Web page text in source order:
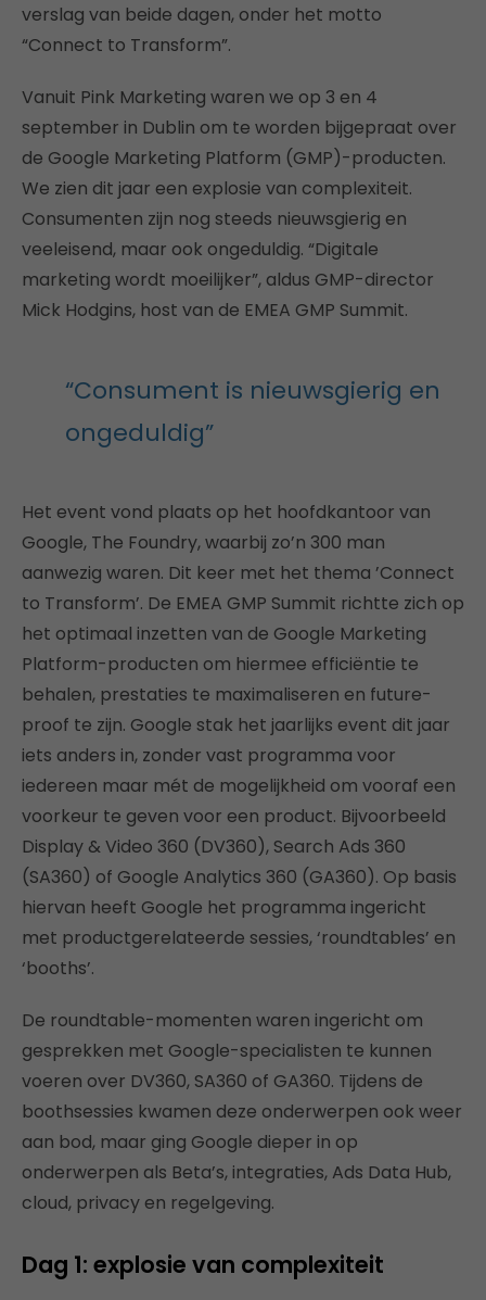
verslag van beide dagen, onder het motto
“Connect to Transform”.
Vanuit Pink Marketing waren we op 3 en 4
september in Dublin om te worden bijgepraat over
de Google Marketing Platform (GMP)-producten.
We zien dit jaar een explosie van complexiteit.
Consumenten zijn nog steeds nieuwsgierig en
veeleisend, maar ook ongeduldig. “Digitale
marketing wordt moeilijker”, aldus GMP-director
Mick Hodgins, host van de EMEA GMP Summit.
“Consument is nieuwsgierig en
ongeduldig”
Het event vond plaats op het hoofdkantoor van
Google, The Foundry, waarbij zo’n 300 man
aanwezig waren. Dit keer met het thema ’Connect
to Transform’. De EMEA GMP Summit richtte zich op
het optimaal inzetten van de Google Marketing
Platform-producten om hiermee efficiëntie te
behalen, prestaties te maximaliseren en future-
proof te zijn. Google stak het jaarlijks event dit jaar
iets anders in, zonder vast programma voor
iedereen maar mét de mogelijkheid om vooraf een
voorkeur te geven voor een product. Bijvoorbeeld
Display & Video 360 (DV360), Search Ads 360
(SA360) of Google Analytics 360 (GA360). Op basis
hiervan heeft Google het programma ingericht
met productgerelateerde sessies, ‘roundtables’ en
‘booths’.
De roundtable-momenten waren ingericht om
gesprekken met Google-specialisten te kunnen
voeren over DV360, SA360 of GA360. Tijdens de
boothsessies kwamen deze onderwerpen ook weer
aan bod, maar ging Google dieper in op
onderwerpen als Beta’s, integraties, Ads Data Hub,
cloud, privacy en regelgeving.
Dag 1: explosie van complexiteit